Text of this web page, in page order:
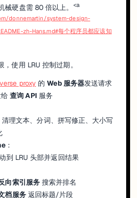
械硬盘需 80 倍以上。
<a
donnemartin/system-design-
zh-Hans.md#每个程序员都应该知
使用 LRU 控制过期。
proxy 的Web 服务器发送请求
给查询 API服务
理文本、分词、拼写修正、大小写
：
到 LRU 头部并返回结果
向索引服务搜索并排名
档服务返回标题/片段